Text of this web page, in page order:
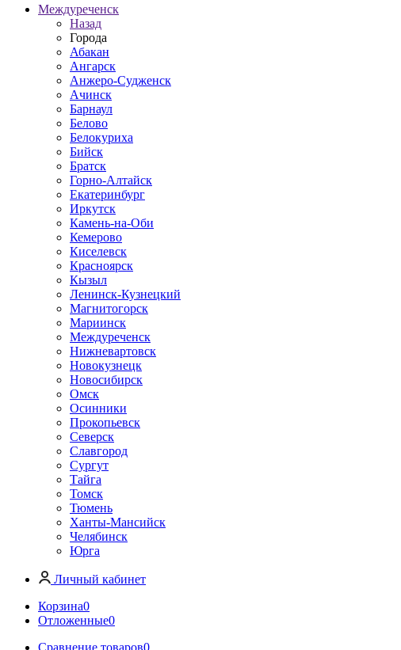
Междуреченск
Назад
Города
Абакан
Ангарск
Анжеро-Судженск
Ачинск
Барнаул
Белово
Белокуриха
Бийск
Братск
Горно-Алтайск
Екатеринбург
Иркутск
Камень-на-Оби
Кемерово
Киселевск
Красноярск
Кызыл
Ленинск-Кузнецкий
Магнитогорск
Мариинск
Междуреченск
Нижневартовск
Новокузнецк
Новосибирск
Омск
Осинники
Прокопьевск
Северск
Славгород
Сургут
Тайга
Томск
Тюмень
Ханты-Мансийск
Челябинск
Юрга
Личный кабинет
Корзина0
Отложенные0
Сравнение товаров0